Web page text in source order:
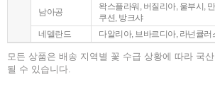
남아공
왁스플라워, 버질리아, 울부시,
쿠션, 방크샤
네델란드
다알리아, 브바르디아, 라넌큘러
모든 상품은 배송 지역별 꽃 수급 상황에 따라 국
될 수 있습니다.